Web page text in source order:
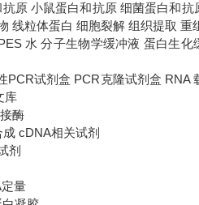
原 小鼠蛋白和抗原 细菌蛋白和
线粒体蛋白 细胞裂解 组织提取 重
水 分子生物学缓冲液 蛋白生
PCR试剂盒 PCR克隆试剂盒
库
酶
cDNA相关试剂
剂
量